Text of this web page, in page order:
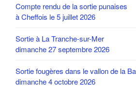
Compte rendu de la sortie punaises
à Cheffois le 5 juillet 2026
Sortie à La Tranche-sur-Mer
dimanche 27 septembre 2026
Sortie fougères dans le vallon de la
dimanche 4 octobre 2026